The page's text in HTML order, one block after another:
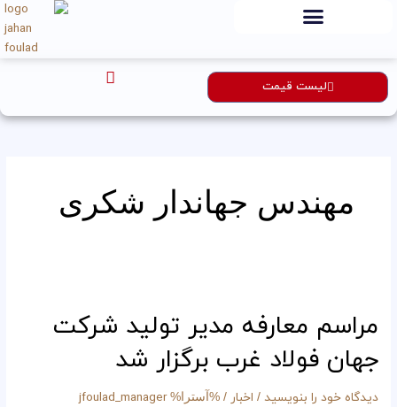
لیست قیمت
مهندس جهاندار شکری
مراسم معارفه مدیر تولید شرکت
جهان فولاد غرب برگزار شد
دیدگاه‌ خود را بنویسید / اخبار / %آسترا% jfoulad_manager
مدیر
تولید
شرکت
جهان
فولاد